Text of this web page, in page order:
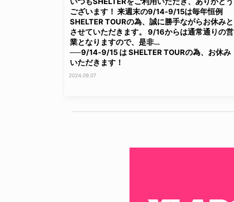
ございます！ 来週末の9/14-9/15は毎年恒例
SHELTER TOURの為、誠に勝手ながらお休みと
させていただきます。 9/16からは通常通りの営
業となりますので、是非…
──9/14-9/15 は SHELTER TOURの為、お休み
いただきます！
2024.09.07